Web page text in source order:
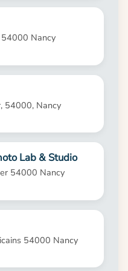
Nancy
54000, Nancy
Lab & Studio
54000 Nancy
54000 Nancy